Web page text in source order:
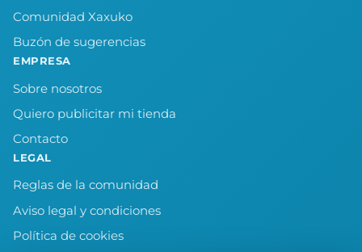
Comunidad Xaxuko
Buzón de sugerencias
EMPRESA
Sobre nosotros
Quiero publicitar mi tienda
Contacto
LEGAL
Reglas de la comunidad
Aviso legal y condiciones
Política de cookies